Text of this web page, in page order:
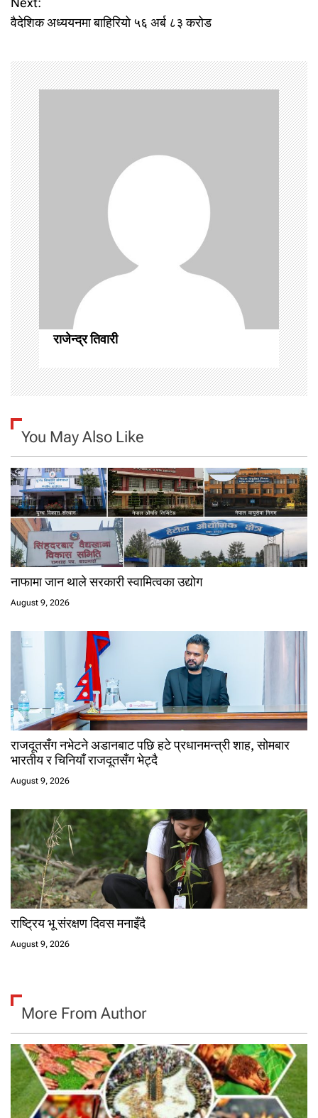
s
t
n
a
v
i
g
a
t
i
o
n
वैदेशिक अध्ययनमा बाहिरियो ५६ अर्ब ८३ करोड
राजेन्द्र तिवारी
You May Also Like
नाफामा जान थाले सरकारी स्वामित्वका उद्योग
August 9, 2026
राजदूतसँग नभेटने अडानबाट पछि हटे प्रधानमन्त्री शाह, सोमबार
भारतीय र चिनियाँ राजदूतसँग भेट्दै
August 9, 2026
राष्ट्रिय भू संरक्षण दिवस मनाइँदै
August 9, 2026
More From Author